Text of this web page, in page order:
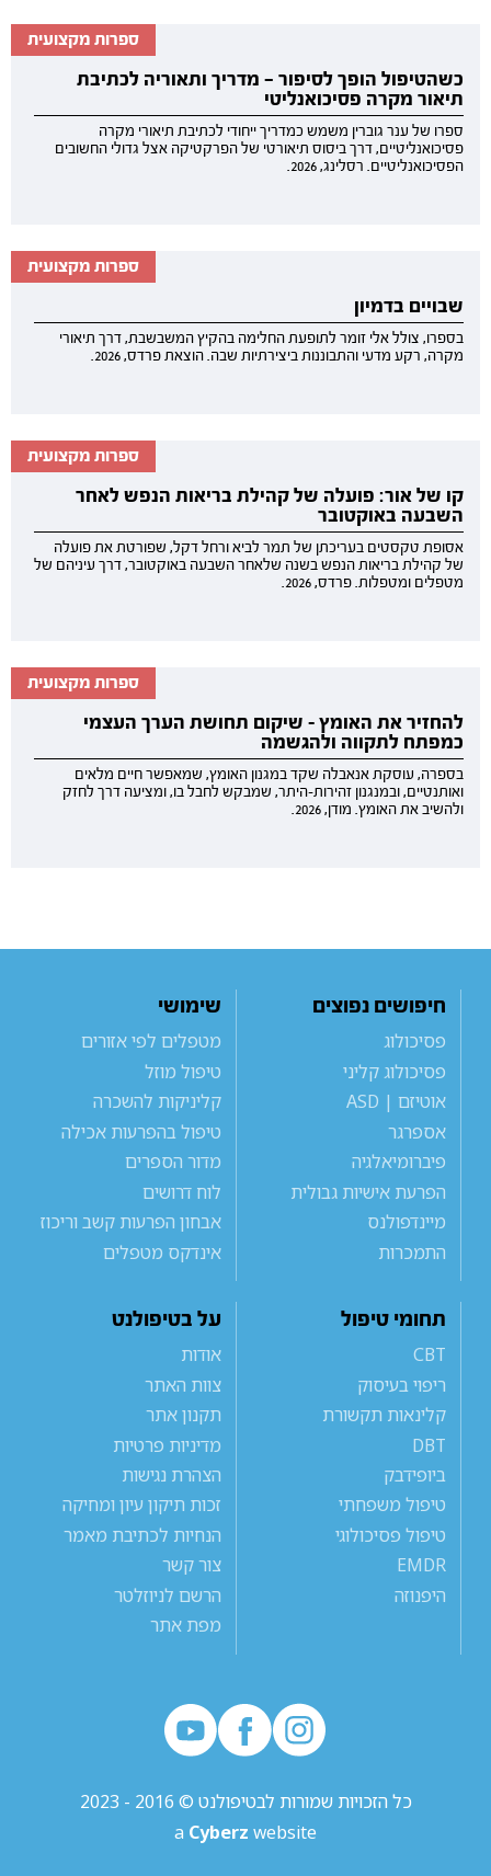
ספרות מקצועית
כשהטיפול הופך לסיפור — מדריך ותאוריה לכתיבת
תיאור מקרה פסיכואנליטי
ספרו של ענר גוברין משמש כמדריך ייחודי לכתיבת תיאורי מקרה
פסיכואנליטיים, דרך ביסוס תיאורטי של הפרקטיקה אצל גדולי החשובים
הפסיכואנליטיים. רסלינג, 2026.
ספרות מקצועית
שבויים בדמיון
בספרו, צולל אלי זומר לתופעת החלימה בהקיץ המשבשבת, דרך תיאורי
מקרה, רקע מדעי והתבוננות ביצירתיות שבה. הוצאת פרדס, 2026.
ספרות מקצועית
קו של אור: פועלה של קהילת בריאות הנפש לאחר
השבעה באוקטובר
אסופת טקסטים בעריכתן של תמר לביא ורחל דקל, שפורטת את פועלה
של קהילת בריאות הנפש בשנה שלאחר השבעה באוקטובר, דרך עיניהם של
מטפלים ומטפלות. פרדס, 2026.
ספרות מקצועית
להחזיר את האומץ - שיקום תחושת הערך העצמי
כמפתח לתקווה ולהגשמה
בספרה, עוסקת אנאבלה שקד במגנון האומץ, שמאפשר חיים מלאים
ואותנטיים, ובמנגנון זהירות-היתר, שמבקש לחבל בו, ומציעה דרך לחזק
ולהשיב את האומץ. מודן, 2026.
חיפושים נפוצים
פסיכולוג
פסיכולוג קליני
אוטיזם | ASD
אספרגר
פיברומיאלגיה
הפרעת אישיות גבולית
מיינדפולנס
התמכרות
שימושי
מטפלים לפי אזורים
טיפול מוזל
קליניקות להשכרה
טיפול בהפרעות אכילה
מדור הספרים
לוח דרושים
אבחון הפרעות קשב וריכוז
אינדקס מטפלים
תחומי טיפול
CBT
ריפוי בעיסוק
קלינאות תקשורת
DBT
ביופידבק
טיפול משפחתי
טיפול פסיכולוגי
EMDR
היפנוזה
על בטיפולנט
אודות
צוות האתר
תקנון אתר
מדיניות פרטיות
הצהרת נגישות
זכות תיקון עיון ומחיקה
הנחיות לכתיבת מאמר
צור קשר
הרשם לניוזלטר
מפת אתר
כל הזכויות שמורות לבטיפולנט © 2016 - 2023
a Cyberz website